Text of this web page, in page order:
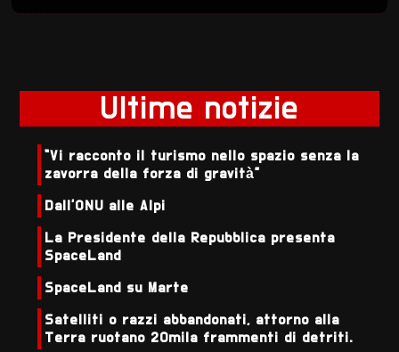
Ultime notizie
“Vi racconto il turismo nello spazio senza la
zavorra della forza di gravità”
Dall'ONU alle Alpi
La Presidente della Repubblica presenta
SpaceLand
SpaceLand su Marte
Satelliti o razzi abbandonati, attorno alla
Terra ruotano 20mila frammenti di detriti.